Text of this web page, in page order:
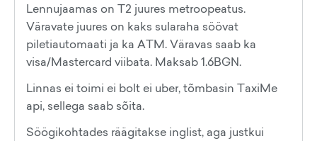
Lennujaamas on T2 juures metroopeatus.
Väravate juures on kaks sularaha söövat
piletiautomaati ja ka ATM. Väravas saab ka
visa/Mastercard viibata. Maksab 1.6BGN.
Linnas ei toimi ei bolt ei uber, tõmbasin TaxiMe
api, sellega saab sõita.
Söögikohtades räägitakse inglist, aga justkui